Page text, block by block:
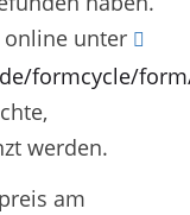
online unter
formcycle/
werden.
am